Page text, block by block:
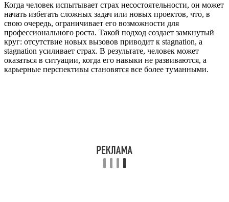
Когда человек испытывает страх несостоятельности, он может
начать избегать сложных задач или новых проектов, что, в
свою очередь, ограничивает его возможности для
профессионального роста. Такой подход создает замкнутый
круг: отсутствие новых вызовов приводит к stagnation, а
stagnation усиливает страх. В результате, человек может
оказаться в ситуации, когда его навыки не развиваются, а
карьерные перспективы становятся все более туманными.